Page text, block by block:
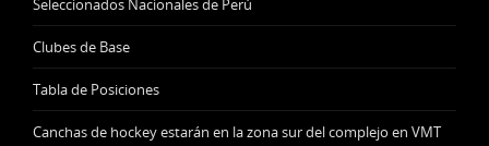
Seleccionados Nacionales de Perú
Clubes de Base
Tabla de Posiciones
Canchas de hockey estarán en la zona sur del complejo en VMT